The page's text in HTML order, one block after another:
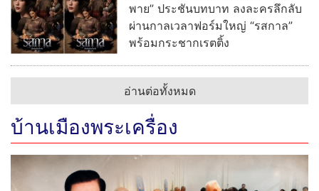
พาย” ประชันบทบาท ลงละครลึกลับ
ผ่านกาลเวลาฟอร์มใหญ่ “รสกาล”
พร้อมกระชากเรตติ้ง
อ่านต่อทั้งหมด
บ้านเมืองพระเครื่อง